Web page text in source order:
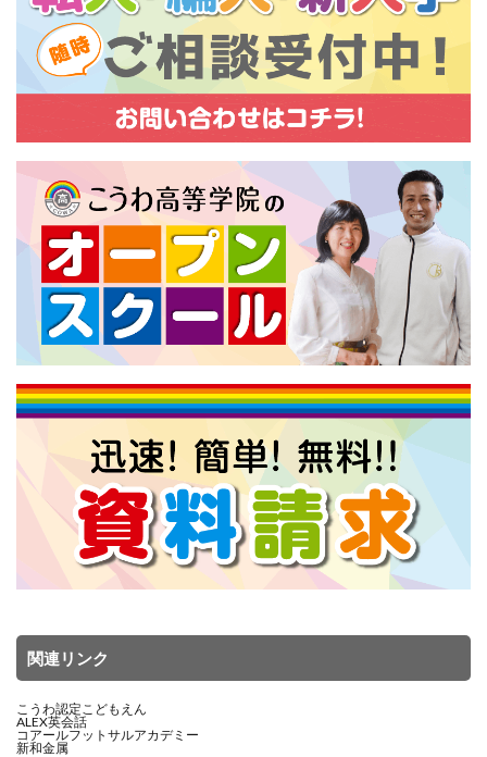
関連リンク
こうわ認定こどもえん
ALEX英会話
コアールフットサルアカデミー
新和金属